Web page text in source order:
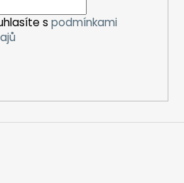
s podmínkami